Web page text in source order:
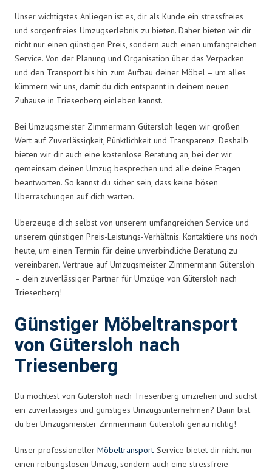
Unser wichtigstes Anliegen ist es, dir als Kunde ein stressfreies
und sorgenfreies Umzugserlebnis zu bieten. Daher bieten wir dir
nicht nur einen günstigen Preis, sondern auch einen umfangreichen
Service. Von der Planung und Organisation über das Verpacken
und den Transport bis hin zum Aufbau deiner Möbel – um alles
kümmern wir uns, damit du dich entspannt in deinem neuen
Zuhause in Triesenberg einleben kannst.
Bei Umzugsmeister Zimmermann Gütersloh legen wir großen
Wert auf Zuverlässigkeit, Pünktlichkeit und Transparenz. Deshalb
bieten wir dir auch eine kostenlose Beratung an, bei der wir
gemeinsam deinen Umzug besprechen und alle deine Fragen
beantworten. So kannst du sicher sein, dass keine bösen
Überraschungen auf dich warten.
Überzeuge dich selbst von unserem umfangreichen Service und
unserem günstigen Preis-Leistungs-Verhältnis. Kontaktiere uns noch
heute, um einen Termin für deine unverbindliche Beratung zu
vereinbaren. Vertraue auf Umzugsmeister Zimmermann Gütersloh
– dein zuverlässiger Partner für Umzüge von Gütersloh nach
Triesenberg!
Günstiger Möbeltransport
von Gütersloh nach
Triesenberg
Du möchtest von Gütersloh nach Triesenberg umziehen und suchst
ein zuverlässiges und günstiges Umzugsunternehmen? Dann bist
du bei Umzugsmeister Zimmermann Gütersloh genau richtig!
Unser professioneller Möbeltransport-Service bietet dir nicht nur
einen reibungslosen Umzug, sondern auch eine stressfreie